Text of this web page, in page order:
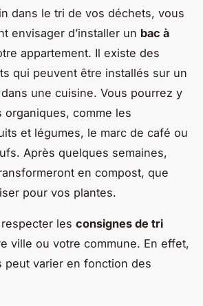
dans le tri de vos déchets, vous
envisager d’installer un bac à
appartement. Il existe des
qui peuvent être installés sur un
une cuisine. Vous pourrez y
organiques, comme les
et légumes, le marc de café ou
Après quelques semaines,
en compost, que
pour vos plantes.
respecter les consignes de tri
ville ou votre commune. En effet,
peut varier en fonction des